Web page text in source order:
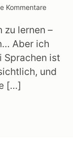
Kommentare
zu lernen –
Aber ich
Sprachen ist
und
[…]